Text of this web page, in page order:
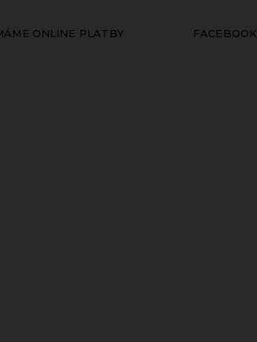
ONLINE PLATBY FACEBOOK